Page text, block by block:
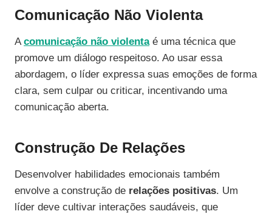
Comunicação Não Violenta
Acomunicação não violentaé uma técnica que
promove um diálogo respeitoso. Ao usar essa
abordagem, o líder expressa suas emoções de forma
clara, sem culpar ou criticar, incentivando uma
comunicação aberta.
Construção De Relações
Desenvolver habilidades emocionais também
envolve a construção de relações positivas. Um
líder deve cultivar interações saudáveis, que